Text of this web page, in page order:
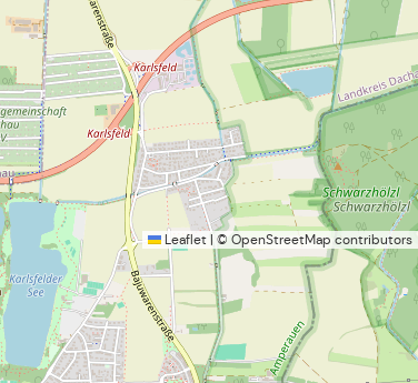
Leaflet | © OpenStreetMap contributors